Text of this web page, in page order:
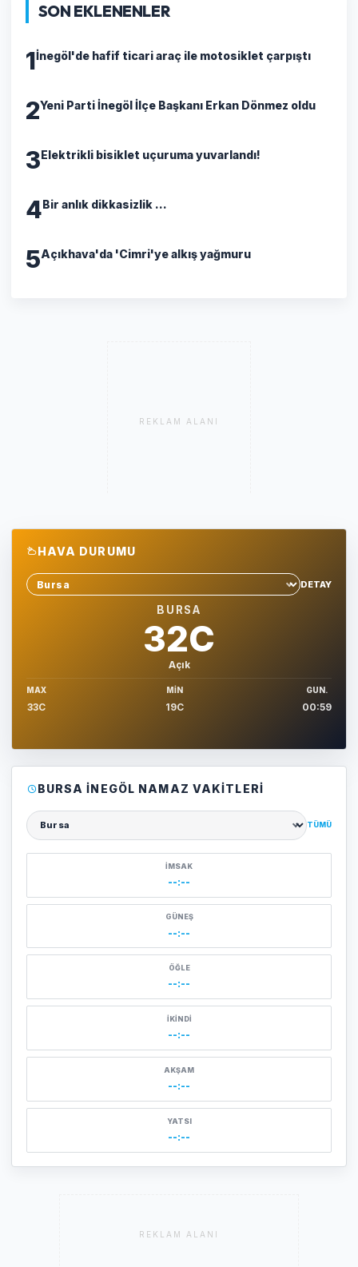
SON EKLENENLER
1İnegöl'de hafif ticari araç ile motosiklet çarpıştı
2Yeni Parti İnegöl İlçe Başkanı Erkan Dönmez oldu
3Elektrikli bisiklet uçuruma yuvarlandı!
4Bir anlık dikkasizlik ...
5Açıkhava'da 'Cimri'ye alkış yağmuru
REKLAM ALANI
HAVA DURUMU
Sehir sec
DETAY
BURSA
32C
Açık
MAX
33C
MIN
19C
GUN.
00:59
BURSA İNEGÖL NAMAZ VAKITLERI
Şehir seçin
TÜMÜ
İMSAK
--:--
GÜNEŞ
--:--
ÖĞLE
--:--
İKINDI
--:--
AKŞAM
--:--
YATSI
--:--
REKLAM ALANI